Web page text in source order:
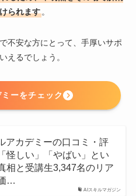
られます。
不安な方にとって、手厚いサポ
えるでしょう。
ーをチェック
AIスキルマガジン
アカデミーの口コミ・評
怪しい」「やばい」とい
相と受講生3,347名のリア
…